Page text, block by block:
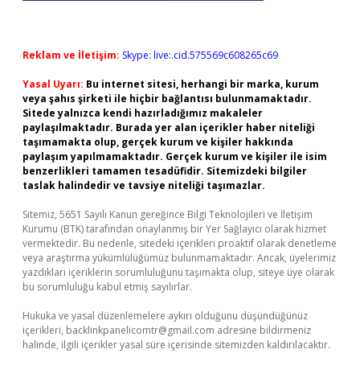
Reklam ve İletişim: Skype: live:.cid.575569c608265c69
Yasal Uyarı: Bu internet sitesi, herhangi bir marka, kurum
veya şahıs şirketi ile hiçbir bağlantısı bulunmamaktadır.
Sitede yalnızca kendi hazırladığımız makaleler
paylaşılmaktadır. Burada yer alan içerikler haber niteliği
taşımamakta olup, gerçek kurum ve kişiler hakkında
paylaşım yapılmamaktadır. Gerçek kurum ve kişiler ile isim
benzerlikleri tamamen tesadüfidir. Sitemizdeki bilgiler
taslak halindedir ve tavsiye niteliği taşımazlar.
Sitemiz, 5651 Sayılı Kanun gereğince Bilgi Teknolojileri ve İletişim
Kurumu (BTK) tarafından onaylanmış bir Yer Sağlayıcı olarak hizmet
vermektedir. Bu nedenle, sitedeki içerikleri proaktif olarak denetleme
veya araştırma yükümlülüğümüz bulunmamaktadır. Ancak, üyelerimiz
yazdıkları içeriklerin sorumluluğunu taşımakta olup, siteye üye olarak
bu sorumluluğu kabul etmiş sayılırlar.
Hukuka ve yasal düzenlemelere aykırı olduğunu düşündüğünüz
içerikleri, backlinkpanelicomtr@gmail.com adresine bildirmeniz
halinde, ilgili içerikler yasal süre içerisinde sitemizden kaldırılacaktır.